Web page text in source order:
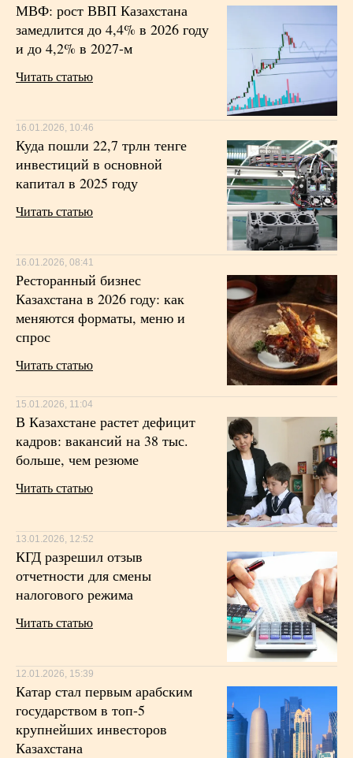
МВФ: рост ВВП Казахстана
замедлится до 4,4% в 2026 году
и до 4,2% в 2027-м
Читать статью
16.01.2026, 10:46
Куда пошли 22,7 трлн тенге
инвестиций в основной
капитал в 2025 году
Читать статью
16.01.2026, 08:41
Ресторанный бизнес
Казахстана в 2026 году: как
меняются форматы, меню и
спрос
Читать статью
15.01.2026, 11:04
В Казахстане растет дефицит
кадров: вакансий на 38 тыс.
больше, чем резюме
Читать статью
13.01.2026, 12:52
КГД разрешил отзыв
отчетности для смены
налогового режима
Читать статью
12.01.2026, 15:39
Катар стал первым арабским
государством в топ-5
крупнейших инвесторов
Казахстана